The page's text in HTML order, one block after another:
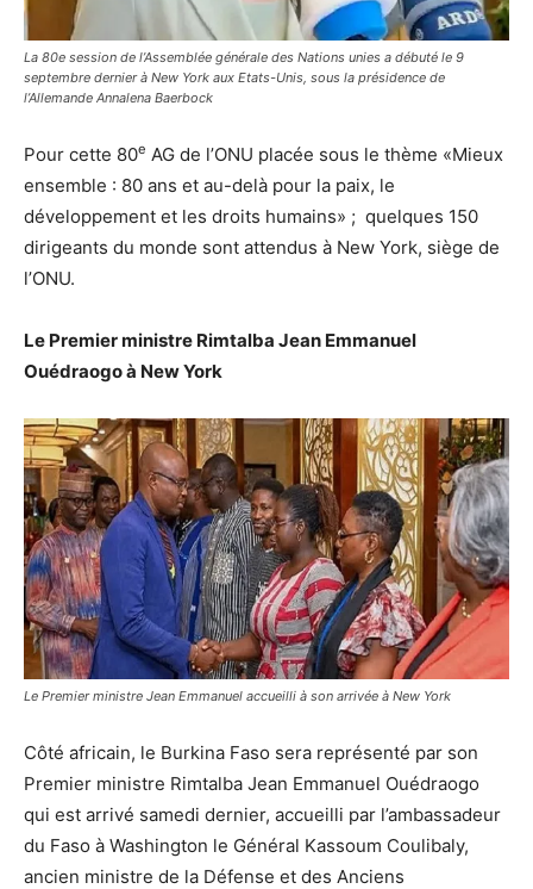
La 80e session de l’Assemblée générale des Nations unies a débuté le 9
septembre dernier à New York aux Etats-Unis, sous la présidence de
l’Allemande Annalena Baerbock
Pour cette 80e AG de l’ONU placée sous le thème «Mieux
ensemble : 80 ans et au-delà pour la paix, le
développement et les droits humains» ; quelques 150
dirigeants du monde sont attendus à New York, siège de
l’ONU.
Le Premier ministre Rimtalba Jean Emmanuel
Ouédraogo à New York
Le Premier ministre Jean Emmanuel accueilli à son arrivée à New York
Côté africain, le Burkina Faso sera représenté par son
Premier ministre Rimtalba Jean Emmanuel Ouédraogo
qui est arrivé samedi dernier, accueilli par l’ambassadeur
du Faso à Washington le Général Kassoum Coulibaly,
ancien ministre de la Défense et des Anciens